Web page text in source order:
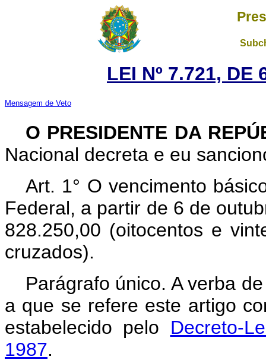
LEI Nº 7.721, DE
Mensagem de Veto
O PRESIDENTE DA
Nacional decreta e eu
Art. 1° O vencimento
Federal, a partir de 6 de
828.250,00 (oitocentos e
cruzados).
Parágrafo único. A verba
a que se refere este artigo
estabelecido pelo Decreto-
1987.